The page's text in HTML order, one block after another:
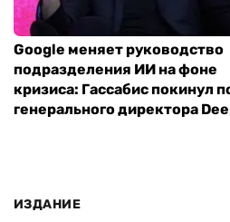
Google меняет руководство
подразделения ИИ на фоне
кризиса: Гассабис покинул
генерального директора
ИЗДАНИЕ